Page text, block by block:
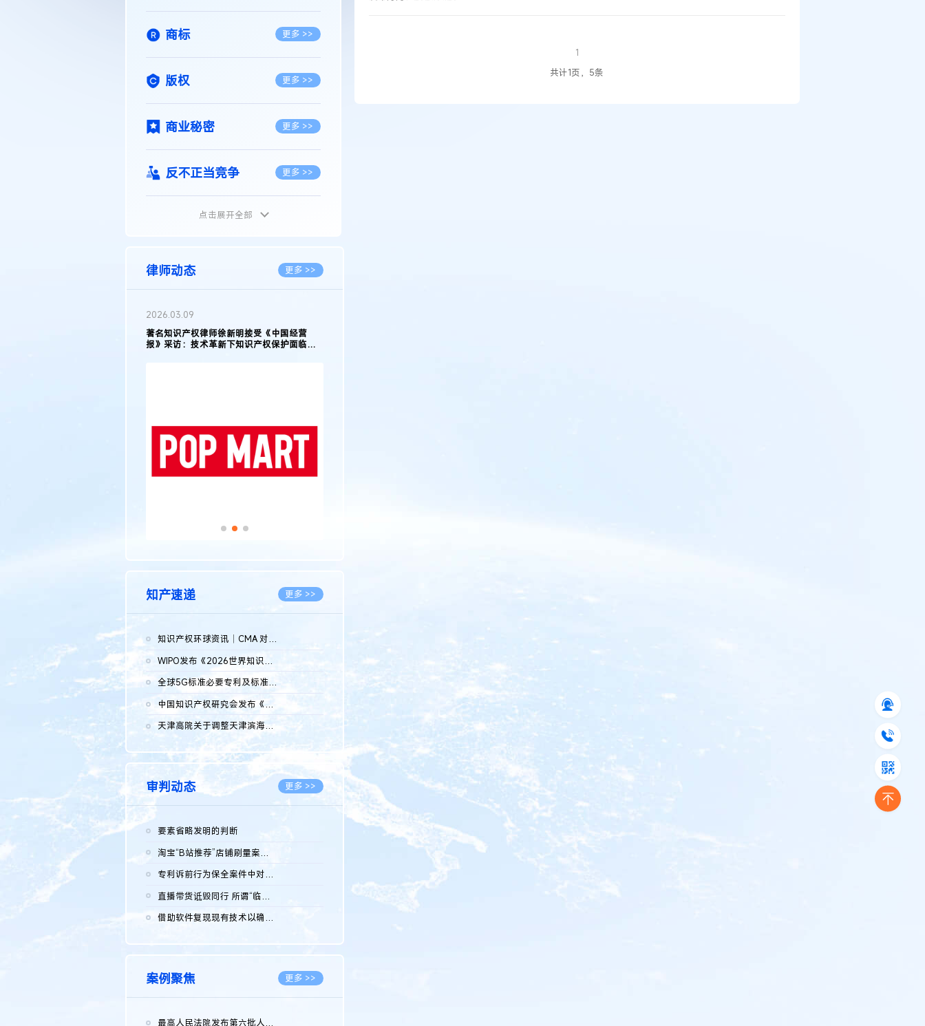
商标 更多 >>
版权 更多 >>
商业秘密 更多 >>
反不正当竞争 更多 >>
植物新品种
地理标志 更多 >>
集成电路布图设计
点击展开全部
律师动态 更多 >>
2026.02.10
徐新明律师经典案例：刘某与西安某生物科
技有限公司技术合作开发合同纠纷案
知产速递 更多 >>
知识产权环球资讯｜CMA 对微软发起调查；批量搬运二手平台数据构...
WIPO发布《2026世界知识产权报告》 含报告全文
全球5G标准必要专利及标准提案研究报告（2026年）全文发布
中国知识产权研究会发布《2025年度中国企业海外知识产权纠纷调查...
2026.08.07
天津高院关于调整天津滨海高新技术产业开发区华苑科技园一审普通...
2026.08.07
审判动态 更多 >>
要素省略发明的判断
淘宝“B站推荐”店铺刷量案维持原判，两被告连带赔偿150万元
专利诉前行为保全案件中对仿制药申请人曾作出三类声明的考量及违...
直播带货诋毁同行 所谓“临场发挥”不免责
借助软件复现现有技术以确认相关参数特征是否被公开
案例聚焦 更多 >>
最高人民法院发布第六批人民法院种业知识产权司法保护典型案例 含...
1
共计1页，5条